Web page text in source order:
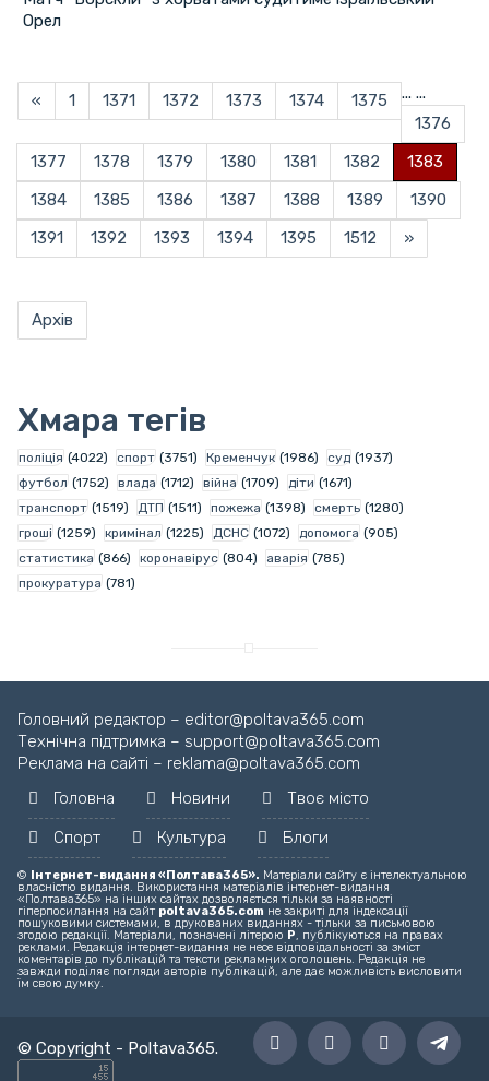
Орел
« 1 ...
1371 1372 1373 1374
1375
1376
1377
1378 1379 1380 1381 1382
1383
1384
1385 1386 1387 1388 1389
1390
1391
1392 1393 1394 1395
...
1512 »
Архів
Хмара тегів
поліція (4022) спорт (3751) Кременчук (1986) суд (1937)
футбол (1752) влада (1712) війна (1709) діти (1671)
транспорт (1519) ДТП (1511) пожежа (1398) смерть (1280)
гроші (1259) кримінал (1225) ДСНС (1072) допомога (905)
статистика (866) коронавірус (804) аварія (785)
прокуратура (781)
Головний редактор – editor@poltava365.com
Технічна підтримка – support@poltava365.com
Реклама на сайті – reklama@poltava365.com
Головна
Новини
Твоє місто
Спорт
Культура Блоги
© Інтернет-видання «Полтава365». Матеріали сайту є інтелектуальною
власністю видання. Використання матеріалів інтернет-видання
«Полтава365» на інших сайтах дозволяється тільки за наявності
гіперпосилання на сайт poltava365.com не закриті для індексації
пошуковими системами, в друкованих виданнях - тільки за письмовою
згодою редакції. Матеріали, позначені літерою Р, публікуються на правах
реклами. Редакція інтернет-видання не несе відповідальності за зміст
коментарів до публікацій та тексти рекламних оголошень. Редакція не
завжди поділяє погляди авторів публікацій, але дає можливість висловити
їм свою думку.
© Copyright - Poltava365.